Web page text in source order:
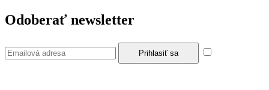
Odoberať newsletter